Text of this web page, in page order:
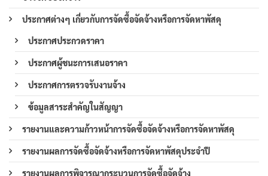
ประกาศต่างๆ เกี่ยวกับการจัดซื้อจัดจ้างหรือการจัดหาพัสดุ
ประกาศประกวดราคา
ประกาศผู้ชนะการเสนอราคา
ประกาศการตรวจรับงานจ้าง
ข้อมูลสาระสำคัญในสัญญา
รายงานและความก้าวหน้าการจัดซื้อจัดจ้างหรือการจัดหาพัสดุ
รายงานผลการจัดซื้อจัดจ้างหรือการจัดหาพัสดุประจำปี
รายงานผลการพิจารณากระบวนการจัดซื้อจัดจ้าง